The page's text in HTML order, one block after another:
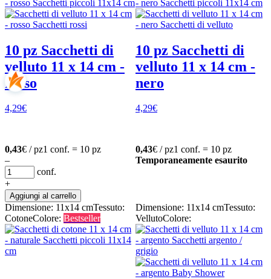
10 pz Sacchetti di
velluto 11 x 14 cm -
rosso
4,29€
0,43€ / pz1 conf. = 10 pz
–
conf.
+
Aggiungi al carrello
10 pz Sacchetti di
velluto 11 x 14 cm -
nero
4,29€
0,43€ / pz1 conf. = 10 pz
Temporaneamente esaurito
Dimensione: 11x14 cmTessuto:
CotoneColore: Bestseller
Dimensione: 11x14 cmTessuto:
VellutoColore: